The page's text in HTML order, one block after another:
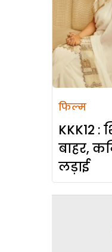
फिल्म
KKK12 :
बाहर,
लड़ाई